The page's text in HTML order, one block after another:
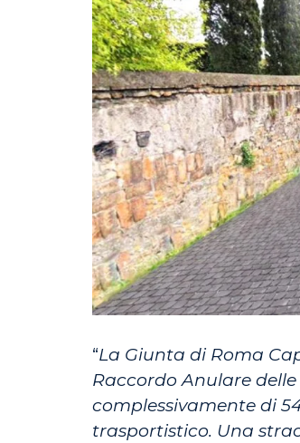
“La Giunta di Roma
Raccordo Anulare
complessivamente di
trasportistico. Una